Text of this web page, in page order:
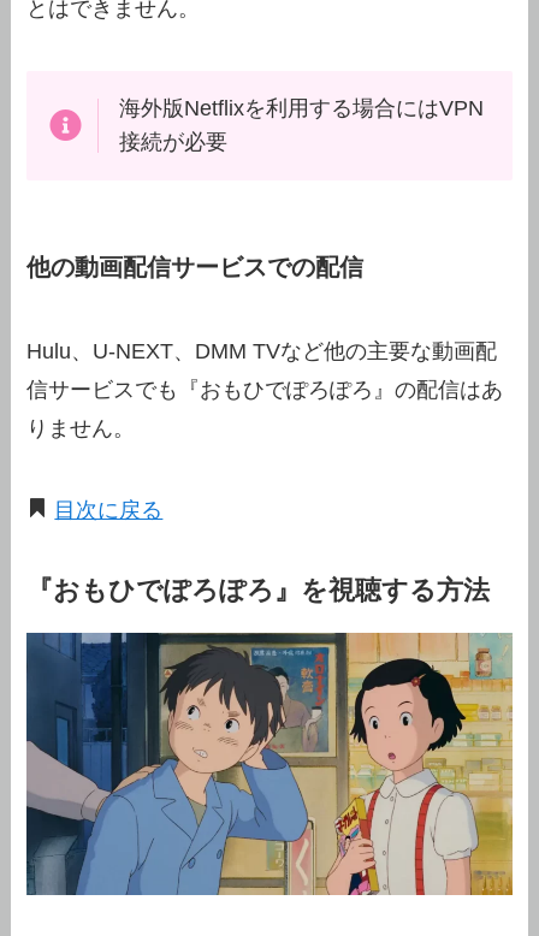
とはできません。
海外版Netflixを利用する場合にはVPN
接続が必要
他の動画配信サービスでの配信
Hulu、U-NEXT、DMM TVなど他の主要な動画配
信サービスでも『おもひでぽろぽろ』の配信はあ
りません。
目次に戻る
『おもひでぽろぽろ』を視聴する方法